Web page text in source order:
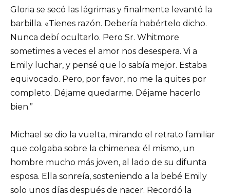
Gloria se secó las lágrimas y finalmente levantó la
barbilla. «Tienes razón. Debería habértelo dicho.
Nunca debí ocultarlo. Pero Sr. Whitmore
sometimes a veces el amor nos desespera. Vi a
Emily luchar, y pensé que lo sabía mejor. Estaba
equivocado. Pero, por favor, no me la quites por
completo. Déjame quedarme. Déjame hacerlo
bien.”
Michael se dio la vuelta, mirando el retrato familiar
que colgaba sobre la chimenea: él mismo, un
hombre mucho más joven, al lado de su difunta
esposa. Ella sonreía, sosteniendo a la bebé Emily
solo unos días después de nacer. Recordó la